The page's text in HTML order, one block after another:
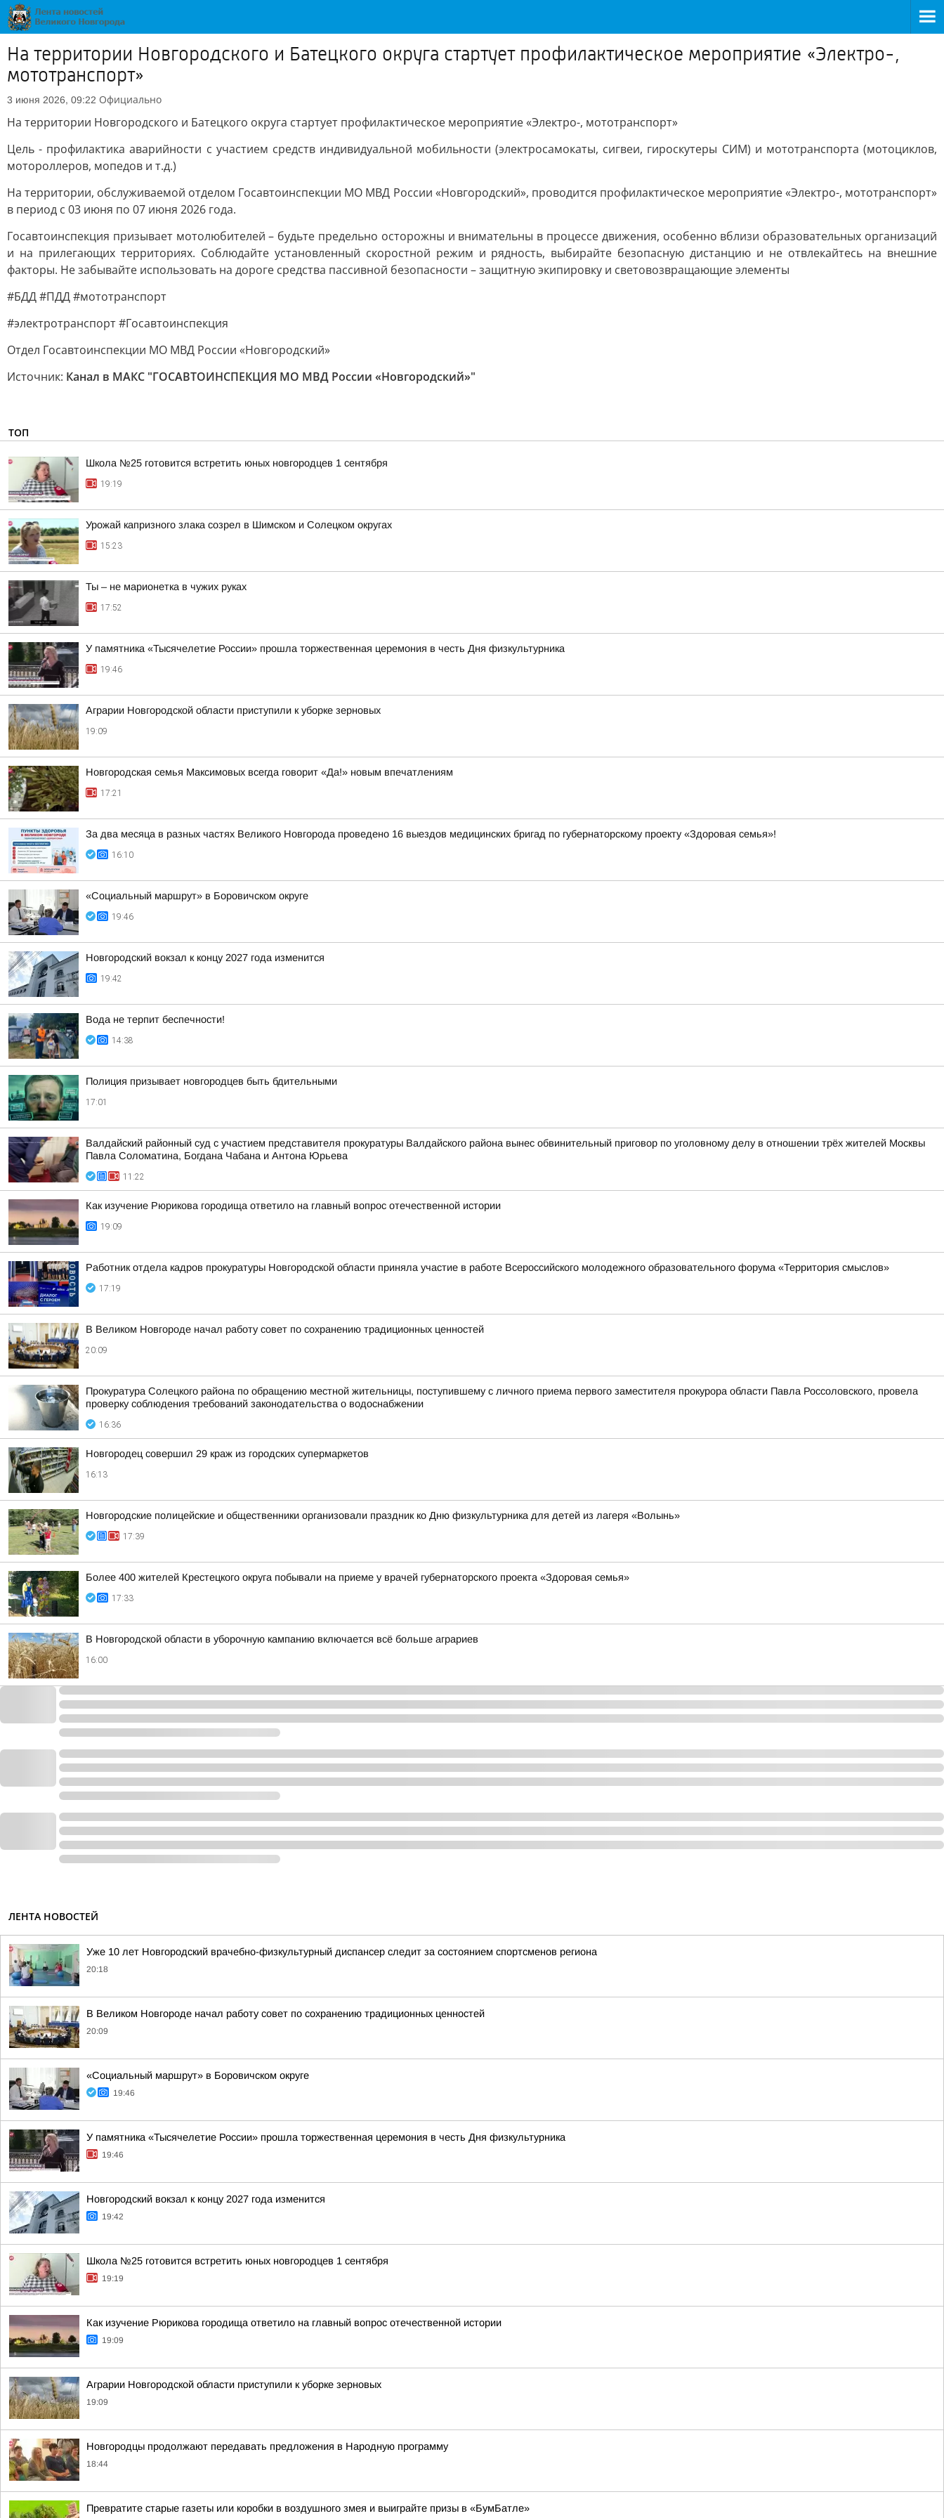
На территории Новгородского и Батецкого округа стартует профилактическое мероприятие «Электро-,
мототранспорт»
3 июня 2026, 09:22 Официально
На территории Новгородского и Батецкого округа стартует профилактическое мероприятие «Электро-, мототранспорт»
Цель - профилактика аварийности с участием средств индивидуальной мобильности (электросамокаты, сигвеи, гироскутеры СИМ) и мототранспорта (мотоциклов,
мотороллеров, мопедов и т.д.)
На территории, обслуживаемой отделом Госавтоинспекции МО МВД России «Новгородский», проводится профилактическое мероприятие «Электро-, мототранспорт»
в период с 03 июня по 07 июня 2026 года.
Госавтоинспекция призывает мотолюбителей – будьте предельно осторожны и внимательны в процессе движения, особенно вблизи образовательных организаций
и на прилегающих территориях. Соблюдайте установленный скоростной режим и рядность, выбирайте безопасную дистанцию и не отвлекайтесь на внешние
факторы. Не забывайте использовать на дороге средства пассивной безопасности – защитную экипировку и световозвращающие элементы
#БДД #ПДД #мототранспорт
#электротранспорт #Госавтоинспекция
Отдел Госавтоинспекции МО МВД России «Новгородский»
Источник: Канал в МАКС "ГОСАВТОИНСПЕКЦИЯ МО МВД России «Новгородский»"
ТОП
Школа №25 готовится встретить юных новгородцев 1 сентября
19:19
Урожай капризного злака созрел в Шимском и Солецком округах
15:23
Ты – не марионетка в чужих руках
17:52
У памятника «Тысячелетие России» прошла торжественная церемония в честь Дня физкультурника
19:46
Аграрии Новгородской области приступили к уборке зерновых
19:09
Новгородская семья Максимовых всегда говорит «Да!» новым впечатлениям
17:21
За два месяца в разных частях Великого Новгорода проведено 16 выездов медицинских бригад по губернаторскому проекту «Здоровая семья»!
16:10
«Социальный маршрут» в Боровичском округе
19:46
Новгородский вокзал к концу 2027 года изменится
19:42
Вода не терпит беспечности!
14:38
Полиция призывает новгородцев быть бдительными
17:01
Валдайский районный суд с участием представителя прокуратуры Валдайского района вынес обвинительный приговор по уголовному делу в отношении трёх жителей Москвы
Павла Соломатина, Богдана Чабана и Антона Юрьева
11:22
Как изучение Рюрикова городища ответило на главный вопрос отечественной истории
19:09
Работник отдела кадров прокуратуры Новгородской области приняла участие в работе Всероссийского молодежного образовательного форума «Территория смыслов»
17:19
В Великом Новгороде начал работу совет по сохранению традиционных ценностей
20:09
Прокуратура Солецкого района по обращению местной жительницы, поступившему с личного приема первого заместителя прокурора области Павла Россоловского, провела
проверку соблюдения требований законодательства о водоснабжении
16:36
Новгородец совершил 29 краж из городских супермаркетов
16:13
Новгородские полицейские и общественники организовали праздник ко Дню физкультурника для детей из лагеря «Волынь»
17:39
Более 400 жителей Крестецкого округа побывали на приеме у врачей губернаторского проекта «Здоровая семья»
17:33
В Новгородской области в уборочную кампанию включается всё больше аграриев
16:00
ЛЕНТА НОВОСТЕЙ
Уже 10 лет Новгородский врачебно-физкультурный диспансер следит за состоянием спортсменов региона
20:18
В Великом Новгороде начал работу совет по сохранению традиционных ценностей
20:09
«Социальный маршрут» в Боровичском округе
19:46
У памятника «Тысячелетие России» прошла торжественная церемония в честь Дня физкультурника
19:46
Новгородский вокзал к концу 2027 года изменится
19:42
Школа №25 готовится встретить юных новгородцев 1 сентября
19:19
Как изучение Рюрикова городища ответило на главный вопрос отечественной истории
19:09
Аграрии Новгородской области приступили к уборке зерновых
19:09
Новгородцы продолжают передавать предложения в Народную программу
18:44
Превратите старые газеты или коробки в воздушного змея и выиграйте призы в «БумБатле»